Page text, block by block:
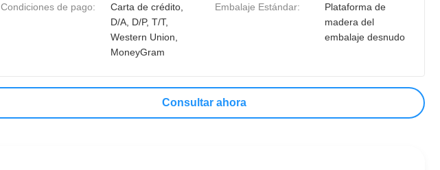
Condiciones de pago:
Carta de crédito,
D/A, D/P, T/T,
Western Union,
MoneyGram
Embalaje Estándar:
Plataforma de
madera del
embalaje desnudo
Consultar ahora